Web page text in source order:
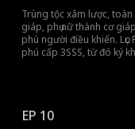
Trùng tộc xâm lược,
giáp, phụ nữ thành cơ
phú người điều khiển.
phú cấp 3SSS, từ đó ký
EP 10